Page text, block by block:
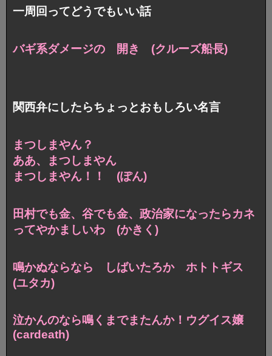
一周回ってどうでもいい話
バギ系ダメージの 開き (クルーズ船長)
関西弁にしたらちょっとおもしろい名言
まつしまやん？
ああ、まつしまやん
まつしまやん！！ (ぽん)
田村でも金、谷でも金、 政治家になったらカネ
ってやかましいわ (かきく)
鳴かぬならなら しばいたろか ホトトギス
(ユタカ)
泣かんのなら鳴くまでまたんか！ウグイス嬢
(cardeath)